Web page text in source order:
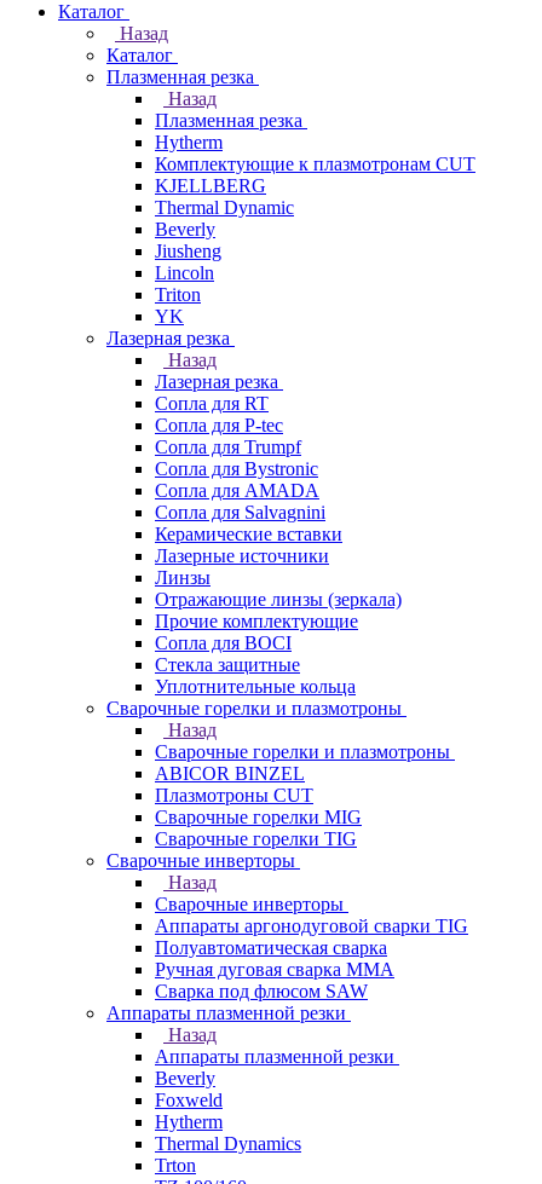
Каталог
Назад
Каталог
Плазменная резка
Назад
Плазменная резка
Hytherm
Комплектующие к плазмотронам CUT
KJELLBERG
Thermal Dynamic
Beverly
Jiusheng
Lincoln
Triton
YK
Лазерная резка
Назад
Лазерная резка
Сопла для RT
Сопла для P-tec
Сопла для Trumpf
Сопла для Bystronic
Сопла для AMADA
Сопла для Salvagnini
Керамические вставки
Лазерные источники
Линзы
Отражающие линзы (зеркала)
Прочие комплектующие
Сопла для BOCI
Стекла защитные
Уплотнительные кольца
Сварочные горелки и плазмотроны
Назад
Сварочные горелки и плазмотроны
ABICOR BINZEL
Плазмотроны CUT
Сварочные горелки MIG
Сварочные горелки TIG
Сварочные инверторы
Назад
Сварочные инверторы
Аппараты аргонодуговой сварки TIG
Полуавтоматическая сварка
Ручная дуговая сварка MMA
Сварка под флюсом SAW
Аппараты плазменной резки
Назад
Аппараты плазменной резки
Beverly
Foxweld
Hytherm
Thermal Dynamics
Trton